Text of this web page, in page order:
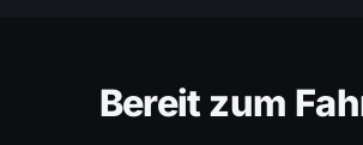
Bereit zum